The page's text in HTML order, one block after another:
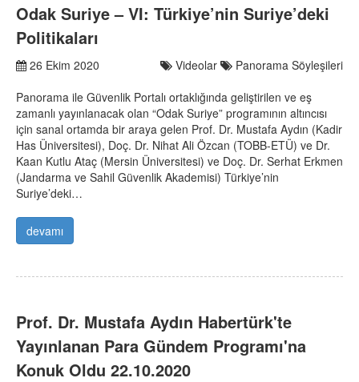
Odak Suriye – VI: Türkiye’nin Suriye’deki
Politikaları
26 Ekim 2020 Videolar
Panorama Söyleşileri
Panorama ile Güvenlik Portalı ortaklığında geliştirilen ve eş
zamanlı yayınlanacak olan “Odak Suriye” programının altıncısı
için sanal ortamda bir araya gelen Prof. Dr. Mustafa Aydın (Kadir
Has Üniversitesi), Doç. Dr. Nihat Ali Özcan (TOBB-ETÜ) ve Dr.
Kaan Kutlu Ataç (Mersin Üniversitesi) ve Doç. Dr. Serhat Erkmen
(Jandarma ve Sahil Güvenlik Akademisi) Türkiye’nin
Suriye’deki…
devamı
Prof. Dr. Mustafa Aydın Habertürk'te
Yayınlanan Para Gündem Programı'na
Konuk Oldu 22.10.2020